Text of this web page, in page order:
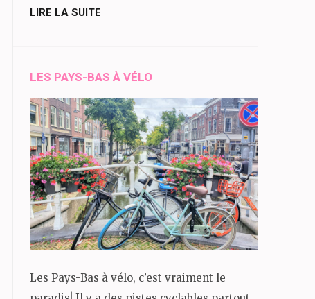
LIRE LA SUITE
LES PAYS-BAS À VÉLO
Les Pays-Bas à vélo, c’est vraiment le